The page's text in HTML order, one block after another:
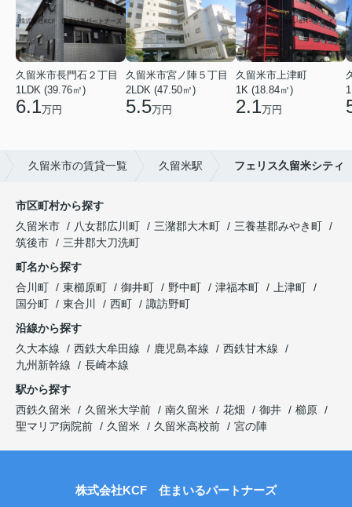
久留米市長門石２丁目
1LDK (39.76㎡)
6.1万円
久留米市宮ノ陣５丁目
2LDK (47.50㎡)
5.5万円
久留米市上津町
1K (18.84㎡)
2.1万円
久留米市の賃貸一覧 久留米駅 フェリス久留米シティ
市区町村から探す
久留米市
八女郡広川町 三潴郡大木町
三養基郡みやき町
筑後市
三井郡大刀洗町
町名から探す
合川町
東櫛原町 御井町 野中町 津福本町
上津町
国分町
東合川 西町
諏訪野町
沿線から探す
久大本線
西鉄大牟田線 鹿児島本線
西鉄甘木線
九州新幹線
長崎本線
駅から探す
西鉄久留米
久留米大学前 南久留米 花畑 御井
櫛原
聖マリア病院前
久留米 久留米高校前 宮の陣
株式会社KCF 住まいるパートナーズ